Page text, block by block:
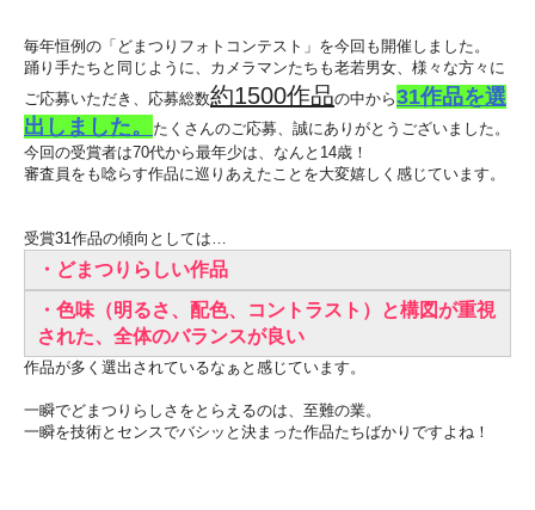
毎年恒例の「どまつりフォトコンテスト」を今回も開催しました。
踊り手たちと同じように、カメラマンたちも老若男女、様々な方々に
ご応募いただき、応募総数約1500作品の中から31作品を選
出しました。
たくさんのご応募、誠にありがとうございました。
今回の受賞者は70代から最年少は、なんと14歳！
審査員をも唸らす作品に巡りあえたことを大変嬉しく感じています。
受賞31作品の傾向としては…
・どまつりらしい作品
・色味（明るさ、配色、コントラスト）と構図が重視
された、全体のバランスが良い
作品が多く選出されているなぁと感じています。
一瞬でどまつりらしさをとらえるのは、至難の業。
一瞬を技術とセンスでバシッと決まった作品たちばかりですよね！